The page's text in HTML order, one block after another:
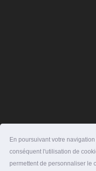
En poursuivant votre
conséquent l'utilisation de
permettent de personnaliser le